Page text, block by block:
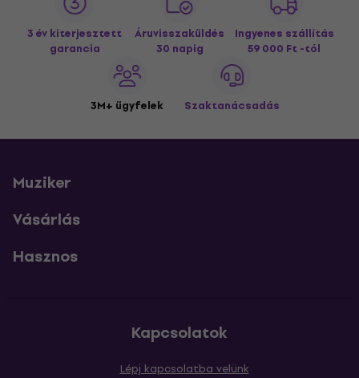
3 év kiterjesztett
garancia
Áruvisszaküldés
30 napig
Ingyenes szállítás
59 000 Ft -tól
3M+ ügyfelek Szaktanácsadás
Muziker
Vásárlás
Hasznos
Kapcsolatok
Lépj kapcsolatba velünk